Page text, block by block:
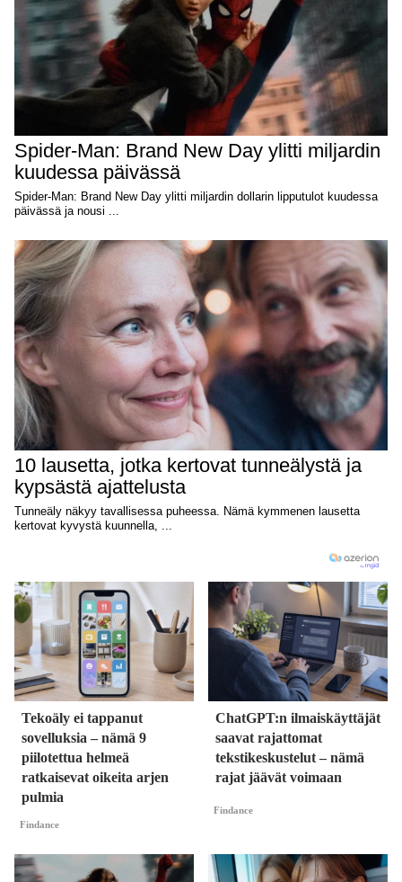
Tekoäly ei tappanut
sovelluksia – nämä 9
piilotettua helmeä
ratkaisevat oikeita arjen
pulmia
Findance
ChatGPT:n ilmaiskäyttäjät
saavat rajattomat
tekstikeskustelut – nämä
rajat jäävät voimaan
Findance